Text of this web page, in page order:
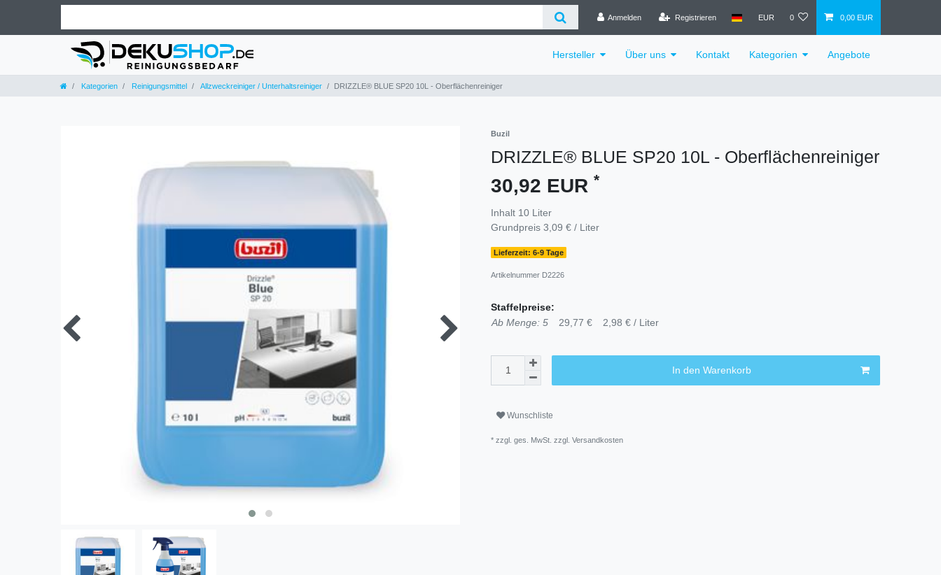
Anmelden Registrieren EUR 0 0,00 EUR
Hersteller Über uns Kontakt Kategorien Angebote
Kategorien Reinigungsmittel Allzweckreiniger / Unterhaltsreiniger DRIZZLE® BLUE SP20 10L - Oberflächenreiniger
Buzil
DRIZZLE® BLUE SP20 10L - Oberflächenreiniger
30,92 EUR *
Inhalt 10 Liter
Grundpreis 3,09 € / Liter
Lieferzeit: 6-9 Tage
Artikelnummer D2226
Staffelpreise:
Ab Menge: 5
29,77 € 2,98 € / Liter
In den Warenkorb
Wunschliste
* zzgl. ges. MwSt. zzgl. Versandkosten